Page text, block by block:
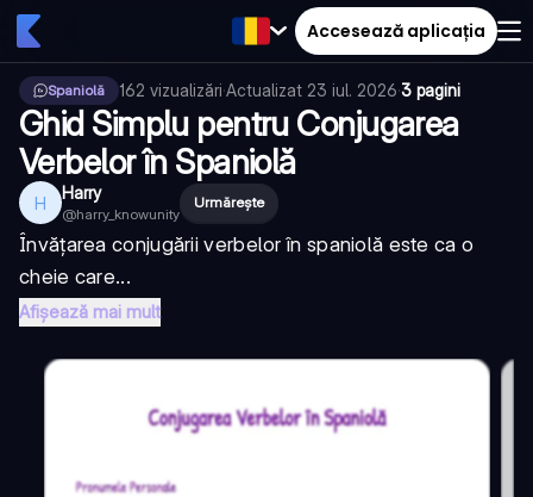
Accesează aplicația
Spaniolă 162 vizualizări·Actualizat 23 iul. 2026·3 pagini
Ghid Simplu pentru Conjugarea
Verbelor în Spaniolă
H Harry
@harry_knowunity
Urmărește
Învățarea conjugării verbelor în spaniolă este ca o
cheie care...
Afișează mai mult